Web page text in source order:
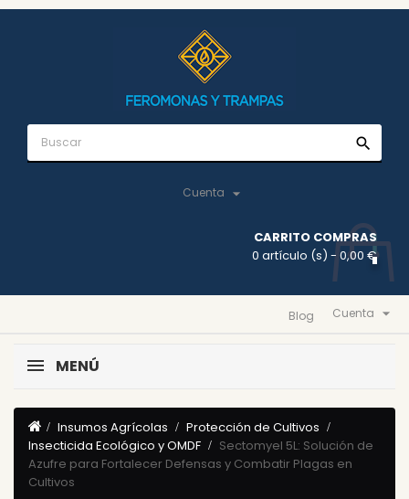
search
Cuenta 
CARRITO COMPRAS
0 artículo (s) - 0,00 €
Cuenta 
Blog
MENÚ
Insumos Agrícolas
Protección de Cultivos
Insecticida Ecológico y OMDF
Sectomyel 5L: Solución de
Azufre para Fortalecer Defensas y Combatir Plagas en
Cultivos